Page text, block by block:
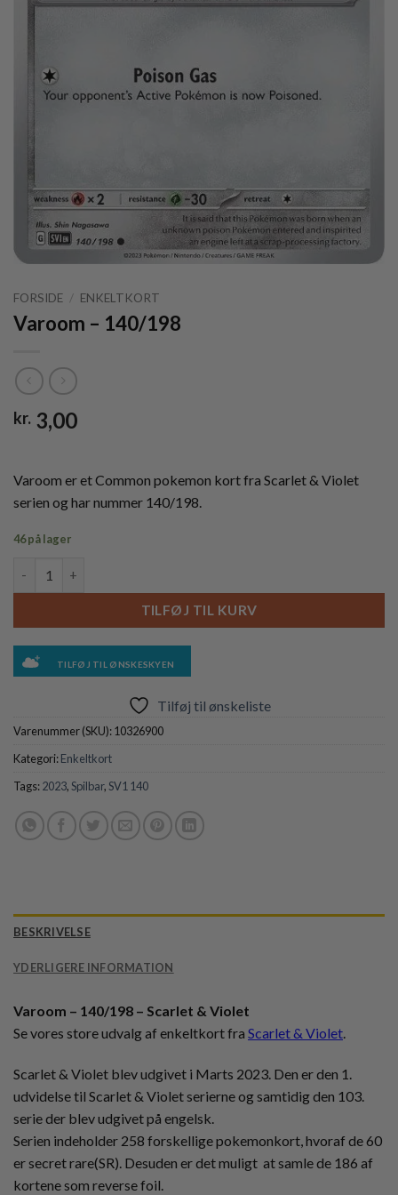
FORSIDE / ENKELTKORT
Varoom – 140/198
kr. 3,00
Varoom er et Common pokemon kort fra Scarlet & Violet
serien og har nummer 140/198.
46 på lager
TILFØJ TIL KURV
TILFØJ TIL ØNSKESKYEN
Tilføj til ønskeliste
Varenummer (SKU):10326900
Kategori:Enkeltkort
Tags:2023,Spilbar,SV1 140
BESKRIVELSE
YDERLIGERE INFORMATION
Varoom – 140/198 – Scarlet & Violet
Se vores store udvalg af enkeltkort fra Scarlet & Violet.
Scarlet & Violet blev udgivet i Marts 2023. Den er den 1.
udvidelse til Scarlet & Violet serierne og samtidig den 103.
serie der blev udgivet på engelsk.
Serien indeholder 258 forskellige pokemonkort, hvoraf de 60
er secret rare(SR). Desuden er det muligt at samle de 186 af
kortene som reverse foil.